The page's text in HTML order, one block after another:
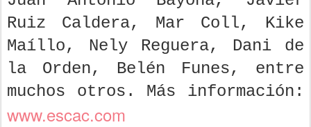
Ruiz Caldera, Mar Coll, Kike
Maíllo, Nely Reguera, Dani de
la Orden, Belén Funes, entre
muchos otros. Más información:
www.escac.com